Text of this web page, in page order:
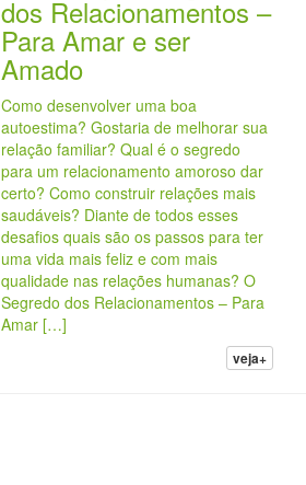
dos Relacionamentos –
Para Amar e ser
Amado
Como desenvolver uma boa
autoestima? Gostaria de melhorar sua
relação familiar? Qual é o segredo
para um relacionamento amoroso dar
certo? Como construir relações mais
saudáveis? Diante de todos esses
desafios quais são os passos para ter
uma vida mais feliz e com mais
qualidade nas relações humanas? O
Segredo dos Relacionamentos – Para
Amar […]
veja+